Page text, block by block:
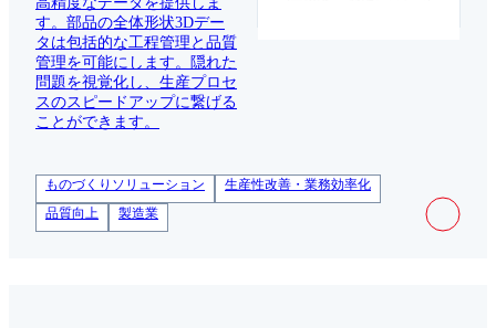
す。部品の全体形状3Dデー
タは包括的な工程管理と品質
管理を可能にします。隠れた
問題を視覚化し、生産プロセ
スのスピードアップに繋げる
ことができます。
ものづくりソリューション
生産性改善・業務効率化
品質向上
製造業